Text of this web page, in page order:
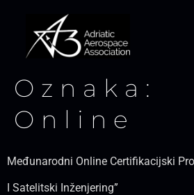
Oznaka:
Online
Međunarodni Online Certifikacijski
I Satelitski Inženjering”